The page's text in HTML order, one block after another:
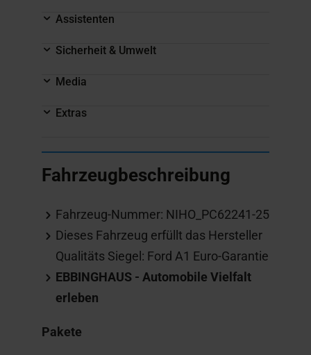
Assistenten
Sicherheit & Umwelt
Media
Extras
Fahrzeugbeschreibung
Fahrzeug-Nummer: NIHO_PC62241-25
Dieses Fahrzeug erfüllt das Hersteller
Qualitäts Siegel: Ford A1 Euro-Garantie
EBBINGHAUS - Automobile Vielfalt
erleben
Pakete